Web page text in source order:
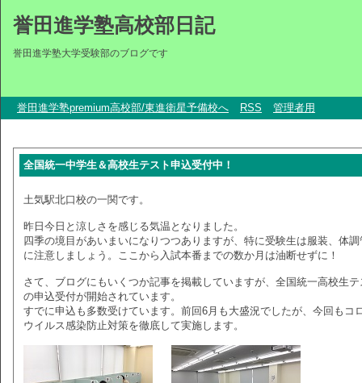
誉田進学塾高校部日記
誉田進学塾大学受験部のブログです
誉田進学塾premium高校部/東進衛星予備校へ RSS 管理者用
全国統一中学生＆高校生テスト申込受付中！
土気駅北口校の一関です。
昨日今日と涼しさを感じる気温となりました。
四季の境目があいまいになりつつありますが、特に受験生は服装、体調
に注意しましょう。ここから入試本番までの数か月は油断せずに！
さて、ブログにもいくつか記事を掲載していますが、全国統一高校生テ
の申込受付が開始されています。
すでに申込も多数受けています。前回6月も大盛況でしたが、今回もコ
ウイルス感染防止対策を徹底して実施します。